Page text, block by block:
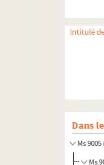
Intitulé
Dans
Ms
Ms